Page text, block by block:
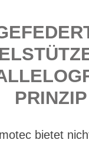
PRINZIP
bietet